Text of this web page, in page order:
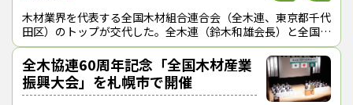
木材業界を代表する全国木材組合連合会（全木連、東京都千代
田区）のトップが交代した。全木連（鈴木和雄会長）と全国木
材協同組合連合会（全木協連、同、松原正和会長）は５月19
日に東京都内で通常総会を開催し
全木協連60周年記念「全国木材産業
振興大会」を札幌市で開催